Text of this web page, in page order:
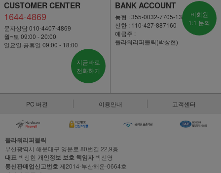
CUSTOMER CENTER
1644-4869
문자상담 010-4407-4869
월~토 09:00 - 20:00
일요일·공휴일 09:00 - 18:00
지금바로
전화하기
BANK ACCOUNT
농협 : 355-0032-7705-13
신한 : 110-427-887160
예금주 :
플라워리퍼블릭(박상현)
비회원
1:1 문의
PC 버전 이용안내 고객센터
플라워리퍼블릭
부산광역시 해운대구 양운로 80번길 22,9층
대표 박상현 개인정보 보호 책임자 박신영
통신판매업신고번호제2014-부산해운-0664호